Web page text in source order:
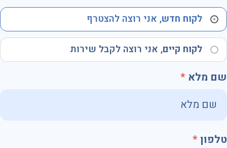
לקוח חדש, אני רוצה להצטרף
לקוח קיים, אני רוצה לקבל שירות
שם מלא
טלפון